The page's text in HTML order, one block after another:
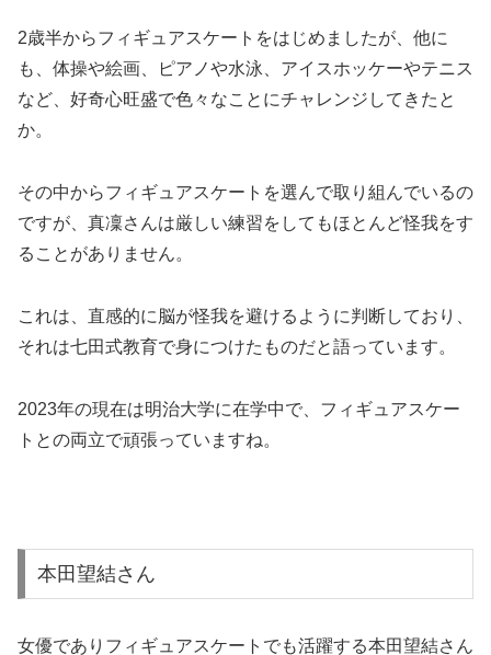
2歳半からフィギュアスケートをはじめましたが、他に
も、体操や絵画、ピアノや水泳、アイスホッケーやテニス
など、好奇心旺盛で色々なことにチャレンジしてきたと
か。
その中からフィギュアスケートを選んで取り組んでいるの
ですが、真凜さんは厳しい練習をしてもほとんど怪我をす
ることがありません。
これは、直感的に脳が怪我を避けるように判断しており、
それは七田式教育で身につけたものだと語っています。
2023年の現在は明治大学に在学中で、フィギュアスケー
トとの両立で頑張っていますね。
本田望結さん
女優でありフィギュアスケートでも活躍する本田望結さん